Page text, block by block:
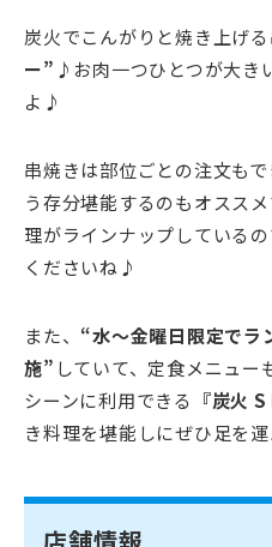
炭火でこんがりと焼き上げる
ー” ♪お肉一つひとつが大き
よ♪
串焼きは部位ごとの注文も
う存分堪能するのもオスス
理がラインナップしている
くださいね♪
また、 “水～金曜日限定で
施” していて、定食メニュ
シーンに利用できる
『炭火
き料理を堪能しにぜひ足を
店舗情報